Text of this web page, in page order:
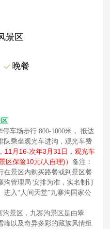
景区
晚餐
车场步行 800-1000米， 抵达
队乘坐观光车进沟，观光车费
11月16-次年3月31日，观光车
区保险10元/人自理)） 备注：
在景区内购买路餐或到景区餐
沟管理局 安排为准，实名制订
进入“人间天堂”九寨沟国家公
景区，九寨沟景区是由翠
峰以及奇异多彩的藏族风情组